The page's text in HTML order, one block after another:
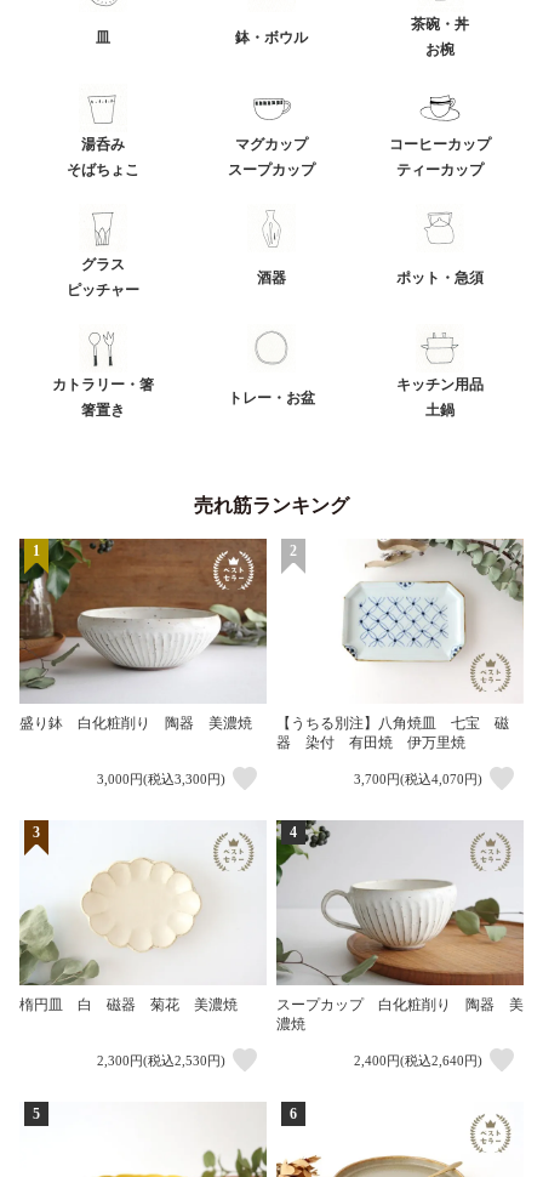
皿 鉢・ボウル
茶碗・丼
お椀
湯呑み
そばちょこ
マグカップ
スープカップ
コーヒーカップ
ティーカップ
グラス
ピッチャー
酒器 ポット・急須
カトラリー・箸
箸置き
トレー・お盆
キッチン用品
土鍋
売れ筋ランキング
1
盛り鉢 白化粧削り 陶器 美濃焼
3,000円(税込3,300円)
2
【うちる別注】八角焼皿 七宝 磁
器 染付 有田焼 伊万里焼
3,700円(税込4,070円)
3
楕円皿 白 磁器 菊花 美濃焼
2,300円(税込2,530円)
4
スープカップ 白化粧削り 陶器 美
濃焼
2,400円(税込2,640円)
5 6